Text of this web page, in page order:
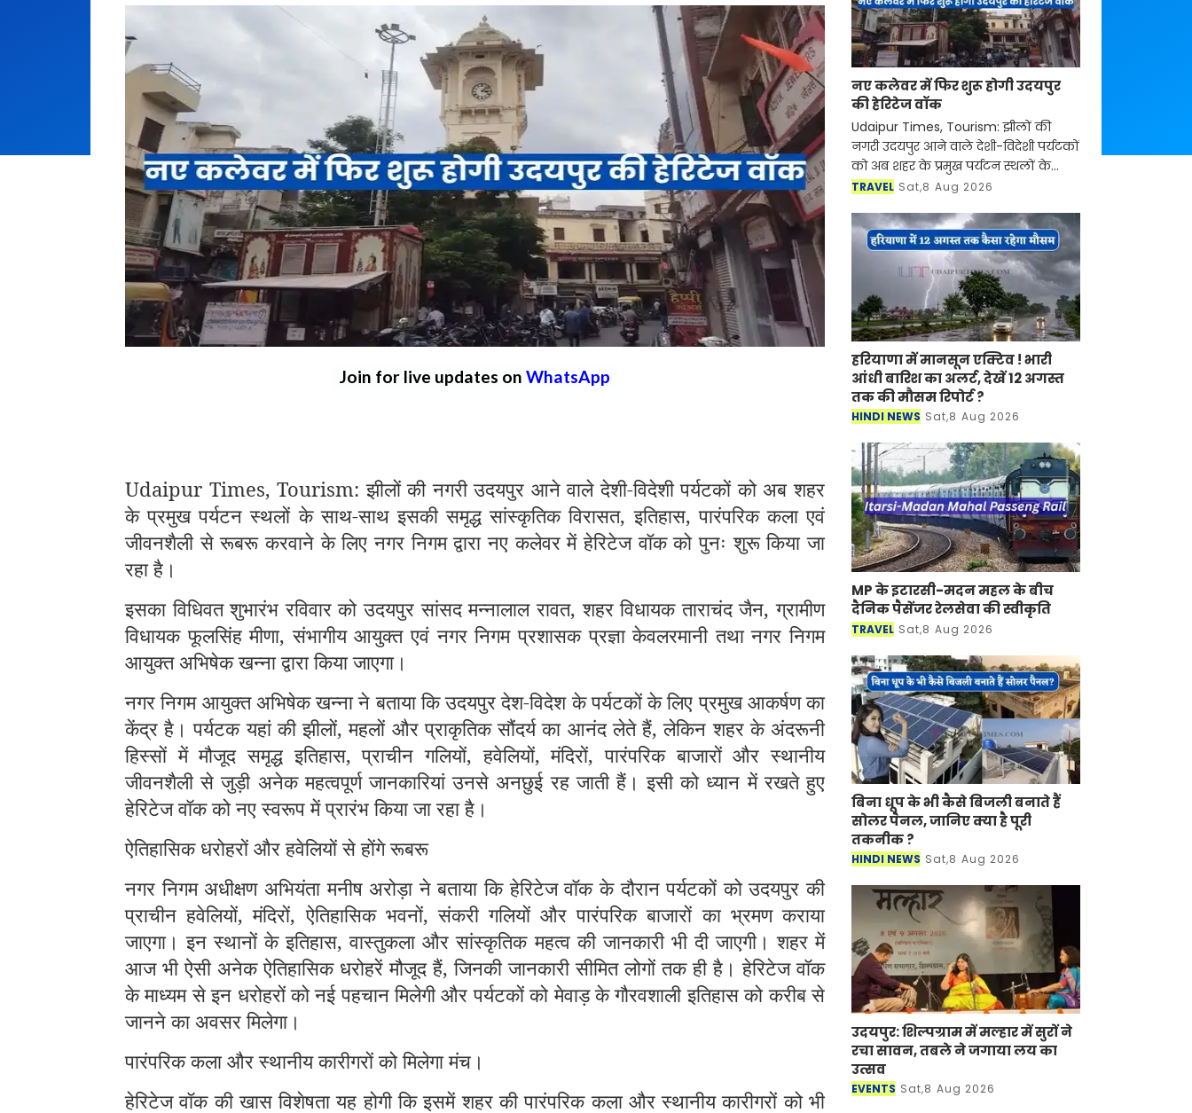
Join for live updates on WhatsApp
Udaipur Times, Tourism: झीलों की नगरी उदयपुर आने वाले देशी-विदेशी पर्यटकों को अब शहर
के प्रमुख पर्यटन स्थलों के साथ-साथ इसकी समृद्ध सांस्कृतिक विरासत, इतिहास, पारंपरिक कला एवं
जीवनशैली से रूबरू करवाने के लिए नगर निगम द्वारा नए कलेवर में हेरिटेज वॉक को पुनः शुरू किया जा
रहा है।
इसका विधिवत शुभारंभ रविवार को उदयपुर सांसद मन्नालाल रावत, शहर विधायक ताराचंद जैन, ग्रामीण
विधायक फूलसिंह मीणा, संभागीय आयुक्त एवं नगर निगम प्रशासक प्रज्ञा केवलरमानी तथा नगर निगम
आयुक्त अभिषेक खन्ना द्वारा किया जाएगा।
नगर निगम आयुक्त अभिषेक खन्ना ने बताया कि उदयपुर देश-विदेश के पर्यटकों के लिए प्रमुख आकर्षण का
केंद्र है। पर्यटक यहां की झीलों, महलों और प्राकृतिक सौंदर्य का आनंद लेते हैं, लेकिन शहर के अंदरूनी
हिस्सों में मौजूद समृद्ध इतिहास, प्राचीन गलियों, हवेलियों, मंदिरों, पारंपरिक बाजारों और स्थानीय
जीवनशैली से जुड़ी अनेक महत्वपूर्ण जानकारियां उनसे अनछुई रह जाती हैं। इसी को ध्यान में रखते हुए
हेरिटेज वॉक को नए स्वरूप में प्रारंभ किया जा रहा है।
ऐतिहासिक धरोहरों और हवेलियों से होंगे रूबरू
नगर निगम अधीक्षण अभियंता मनीष अरोड़ा ने बताया कि हेरिटेज वॉक के दौरान पर्यटकों को उदयपुर की
प्राचीन हवेलियों, मंदिरों, ऐतिहासिक भवनों, संकरी गलियों और पारंपरिक बाजारों का भ्रमण कराया
जाएगा। इन स्थानों के इतिहास, वास्तुकला और सांस्कृतिक महत्व की जानकारी भी दी जाएगी। शहर में
आज भी ऐसी अनेक ऐतिहासिक धरोहरें मौजूद हैं, जिनकी जानकारी सीमित लोगों तक ही है। हेरिटेज वॉक
के माध्यम से इन धरोहरों को नई पहचान मिलेगी और पर्यटकों को मेवाड़ के गौरवशाली इतिहास को करीब से
जानने का अवसर मिलेगा।
पारंपरिक कला और स्थानीय कारीगरों को मिलेगा मंच।
हेरिटेज वॉक की खास विशेषता यह होगी कि इसमें शहर की पारंपरिक कला और स्थानीय कारीगरों को भी
नए कलेवर में फिर शुरू होगी उदयपुर
की हेरिटेज वॉक
Udaipur Times, Tourism: झीलों की
नगरी उदयपुर आने वाले देशी-विदेशी पर्यटकों
को अब शहर के प्रमुख पर्यटन स्थलों के
साथ-साथ इसकी समृद्ध सांस्कृतिक विरासत,
रूबरू करवान
TRAVEL Sat,8 Aug 2026
हरियाणा में मानसून एक्टिव ! भारी
आंधी बारिश का अलर्ट, देखें 12 अगस्त
तक की मौसम रिपोर्ट ?
HINDI NEWS Sat,8 Aug 2026
MP के इटारसी-मदन महल के बीच
दैनिक पैसेंजर रेलसेवा की स्वीकृति
TRAVEL Sat,8 Aug 2026
बिना धूप के भी कैसे बिजली बनाते हैं
सोलर पैनल, जानिए क्या है पूरी
तकनीक ?
HINDI NEWS Sat,8 Aug 2026
उदयपुर: शिल्पग्राम में मल्हार में सुरों ने
रचा सावन, तबले ने जगाया लय का
उत्सव
EVENTS Sat,8 Aug 2026